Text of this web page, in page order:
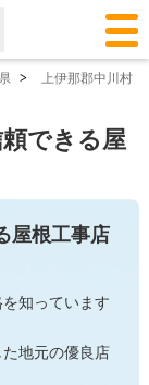
> 上伊那郡中川村
できる屋
屋根工事店
知っています
地元の優良店